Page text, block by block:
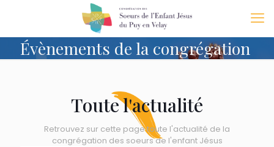
Évènements de la congrégation
Toute l'actualité
Retrouvez sur cette page toute l'actualité de la
congrégation des soeurs de l'enfant Jésus